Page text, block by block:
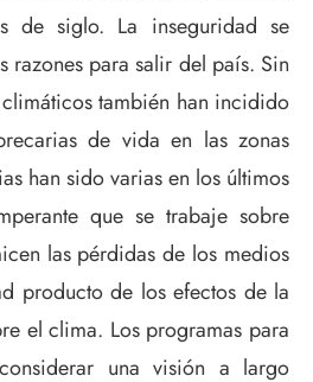
de siglo. La inseguridad se
razones para salir del país. Sin
también han incidido
de vida en las zonas
han sido varias en los últimos
que se trabaje sobre
las pérdidas de los medios
producto de los efectos de la
el clima. Los programas para
una visión a largo